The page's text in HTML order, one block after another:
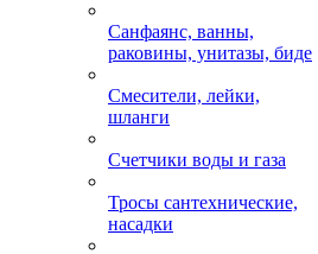
Санфаянс, ванны,
раковины, унитазы, биде
Смесители, лейки,
шланги
Счетчики воды и газа
Тросы сантехнические,
насадки